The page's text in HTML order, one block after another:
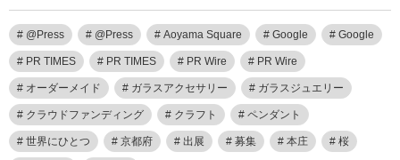
@Press @Press Aoyama Square Google Google
PR TIMES PR TIMES PR Wire PR Wire
オーダーメイド ガラスアクセサリー ガラスジュエリー
クラウドファンディング クラフト ペンダント
世界にひとつ 京都府 出展 募集 本庄 桜